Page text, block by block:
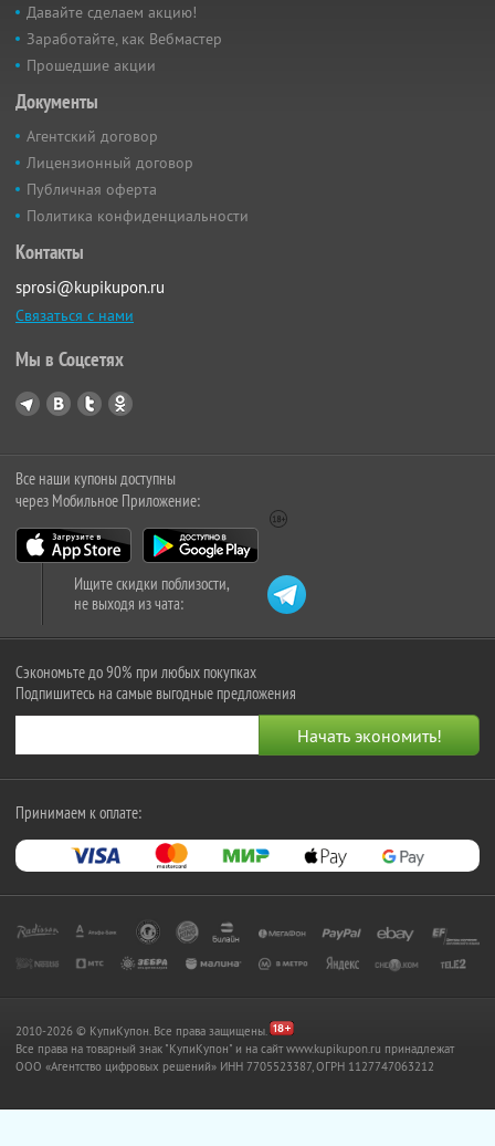
Давайте сделаем акцию!
Заработайте, как Вебмастер
Прошедшие акции
Документы
Агентский договор
Лицензионный договор
Публичная оферта
Политика конфиденциальности
Контакты
sprosi@kupikupon.ru
Связаться с нами
Мы в Соцсетях
Все наши купоны доступны
через Мобильное Приложение:
Ищите скидки поблизости,
не выходя из чата:
Сэкономьте до 90% при любых покупках
Подпишитесь на самые выгодные предложения
Принимаем к оплате:
2010-2026 © КупиКупон. Все права защищены.
Все права на товарный знак "КупиКупон" и на сайт www.kupikupon.ru принадлежат
OOO «Агентство цифровых решений» ИНН 7705523387, ОГРН 1127747063212